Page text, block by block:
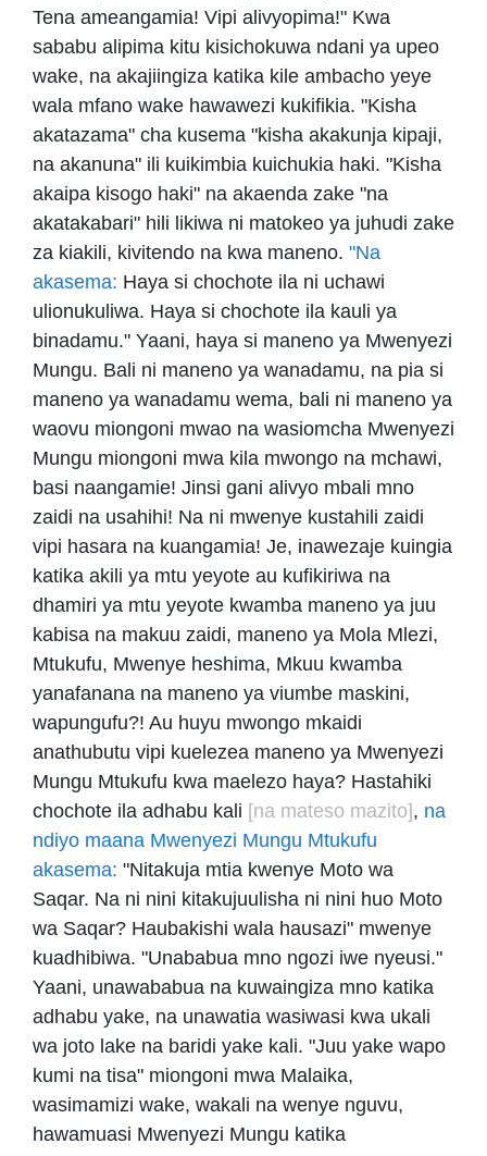
Tena ameangamia! Vipi alivyopima!" Kwa
sababu alipima kitu kisichokuwa ndani ya upeo
wake, na akajiingiza katika kile ambacho yeye
wala mfano wake hawawezi kukifikia. "Kisha
akatazama" cha kusema "kisha akakunja kipaji,
na akanuna" ili kuikimbia kuichukia haki. "Kisha
akaipa kisogo haki" na akaenda zake "na
akatakabari" hili likiwa ni matokeo ya juhudi zake
za kiakili, kivitendo na kwa maneno. "Na
akasema: Haya si chochote ila ni uchawi
ulionukuliwa. Haya si chochote ila kauli ya
binadamu." Yaani, haya si maneno ya Mwenyezi
Mungu. Bali ni maneno ya wanadamu, na pia si
maneno ya wanadamu wema, bali ni maneno ya
waovu miongoni mwao na wasiomcha Mwenyezi
Mungu miongoni mwa kila mwongo na mchawi,
basi naangamie! Jinsi gani alivyo mbali mno
zaidi na usahihi! Na ni mwenye kustahili zaidi
vipi hasara na kuangamia! Je, inawezaje kuingia
katika akili ya mtu yeyote au kufikiriwa na
dhamiri ya mtu yeyote kwamba maneno ya juu
kabisa na makuu zaidi, maneno ya Mola Mlezi,
Mtukufu, Mwenye heshima, Mkuu kwamba
yanafanana na maneno ya viumbe maskini,
wapungufu?! Au huyu mwongo mkaidi
anathubutu vipi kuelezea maneno ya Mwenyezi
Mungu Mtukufu kwa maelezo haya? Hastahiki
chochote ila adhabu kali [na mateso mazito] , na
ndiyo maana Mwenyezi Mungu Mtukufu
akasema: "Nitakuja mtia kwenye Moto wa
Saqar. Na ni nini kitakujuulisha ni nini huo Moto
wa Saqar? Haubakishi wala hausazi" mwenye
kuadhibiwa. "Unababua mno ngozi iwe nyeusi."
Yaani, unawababua na kuwaingiza mno katika
adhabu yake, na unawatia wasiwasi kwa ukali
wa joto lake na baridi yake kali. "Juu yake wapo
kumi na tisa" miongoni mwa Malaika,
wasimamizi wake, wakali na wenye nguvu,
hawamuasi Mwenyezi Mungu katika